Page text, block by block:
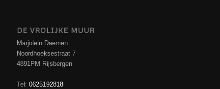
DE VROLIJKE MUUR
Marjolein Daemen
Noordhoeksestraat 7
4891PM Rijsbergen
Tel: 0625192818